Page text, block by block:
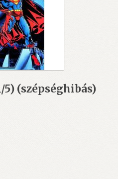
5) (szépséghibás)